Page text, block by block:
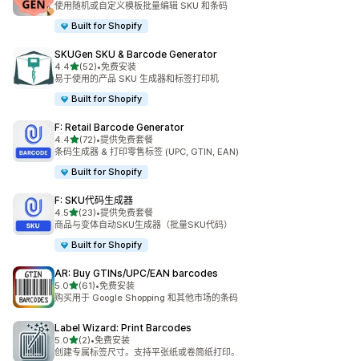
使用随机或自定义模板批量编辑 SKU 和条码
Built for Shopify
SKUGen SKU & Barcode Generator
4.4星（满分 5 星）
(52)
总共 52 条评论
•免费安装
易于使用的产品 SKU 生成器和标签打印机
Built for Shopify
F: Retail Barcode Generator
4.4星（满分 5 星）
(72)
总共 72 条评论
•提供免费套餐
条码生成器 & 打印零售标签 (UPC, GTIN, EAN)
Built for Shopify
F: SKU代码生成器
4.5星（满分 5 星）
(23)
总共 23 条评论
•提供免费套餐
商品与变体自动SKU生成器（批量SKU代码）
Built for Shopify
AR: Buy GTINs/UPC/EAN barcodes
5.0星（满分 5 星）
(61)
总共 61 条评论
•免费安装
购买用于 Google Shopping 和其他市场的条码
Label Wizard: Print Barcodes
5.0星（满分 5 星）
(2)
总共 2 条评论
•免费安装
创建专属标签尺寸。支持平张纸或卷筒纸打印。